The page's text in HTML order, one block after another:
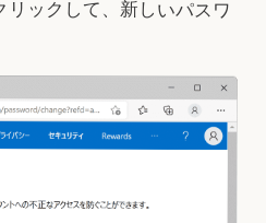
リックして、新しいパスワ